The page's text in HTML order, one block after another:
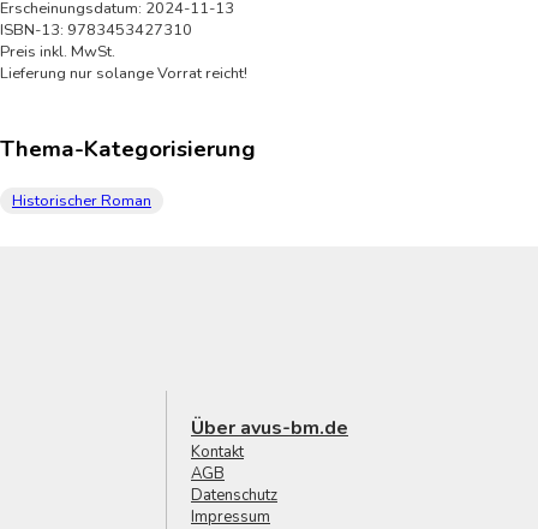
Erscheinungsdatum: 2024-11-13
ISBN-13: 9783453427310
Preis inkl. MwSt.
Lieferung nur solange Vorrat reicht!
Thema-Kategorisierung
Historischer Roman
Über avus-bm.de
Kontakt
AGB
Datenschutz
Impressum